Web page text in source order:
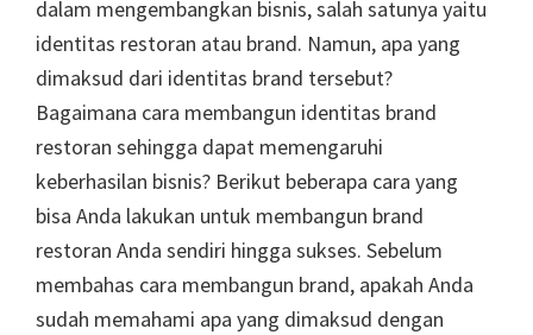
dalam mengembangkan bisnis, salah satunya yaitu
identitas restoran atau brand. Namun, apa yang
dimaksud dari identitas brand tersebut?
Bagaimana cara membangun identitas brand
restoran sehingga dapat memengaruhi
keberhasilan bisnis? Berikut beberapa cara yang
bisa Anda lakukan untuk membangun brand
restoran Anda sendiri hingga sukses. Sebelum
membahas cara membangun brand, apakah Anda
sudah memahami apa yang dimaksud dengan